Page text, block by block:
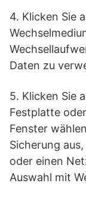
4. Klicken Sie
Daten zu
5. Klicken Sie
Festplatte
Fenster
Sicherung
oder einen
Auswahl mit